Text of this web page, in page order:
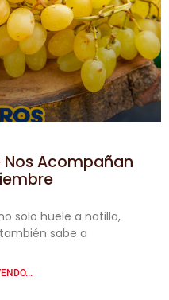
Nos Acompañan
solo huele a natilla,
sabe a